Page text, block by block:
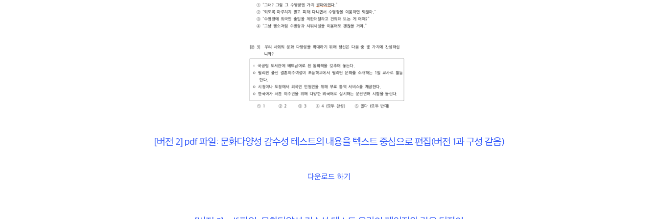
[버전 2] pdf 파일: 문화다양성 감수성 테스트의 내용을 텍스트 중심으로 편집(버전 1과 구성 같음)
다운로드 하기